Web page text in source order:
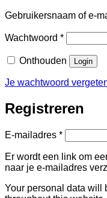
Gebruikersnaam of e-
Wachtwoord *Vereist
Onthouden Login
Je wachtwoord
Registreren
E-mailadres *Vereist
Er wordt een link om
naar je e-mailadres
Your personal data will